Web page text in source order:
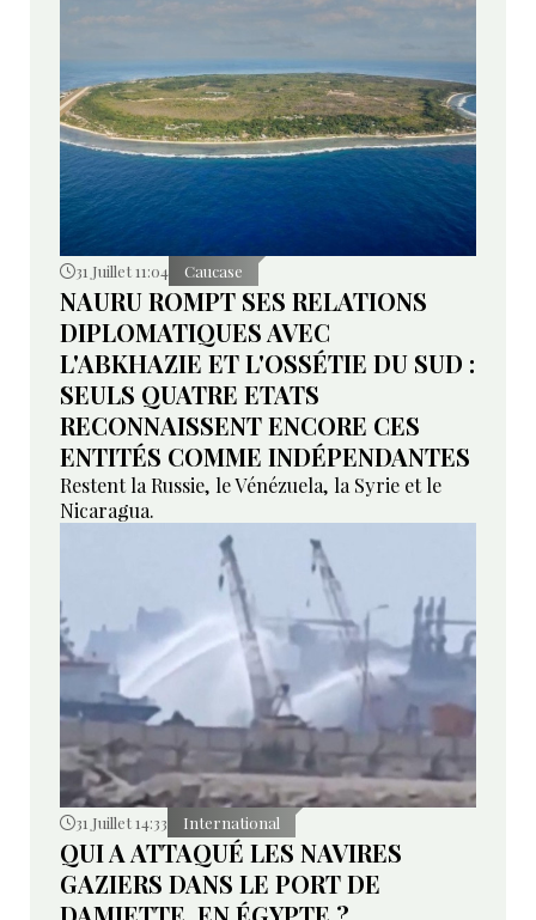
31 Juillet 11:04 Caucase
NAURU ROMPT SES RELATIONS
DIPLOMATIQUES AVEC
L'ABKHAZIE ET L'OSSÉTIE DU SUD :
SEULS QUATRE ETATS
RECONNAISSENT ENCORE CES
ENTITÉS COMME INDÉPENDANTES
Restent la Russie, le Vénézuela, la Syrie et le
Nicaragua.
31 Juillet 14:33 International
QUI A ATTAQUÉ LES NAVIRES
GAZIERS DANS LE PORT DE